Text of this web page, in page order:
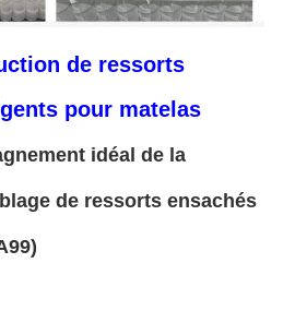
de ressorts
pour matelas
idéal de la
de ressorts ensachés